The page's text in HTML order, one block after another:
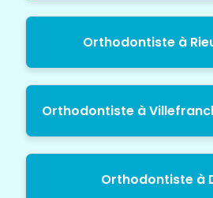
Orthodontiste à
Orthodontiste à
Orthodontiste à